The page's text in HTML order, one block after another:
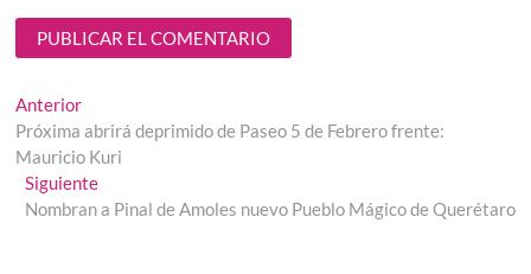
Navegación
de
entradas
AnteriorEntrada
anterior:
Próxima abrirá deprimido de Paseo 5 de Febrero frente:
Mauricio Kuri
SiguienteEntrada
siguiente:
Nombran a Pinal de Amoles nuevo Pueblo Mágico de Querétaro